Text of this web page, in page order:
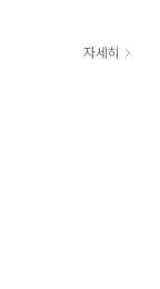
자세히